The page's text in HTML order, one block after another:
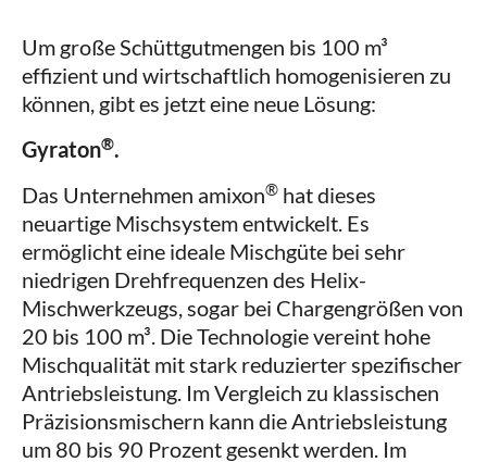
Um große Schüttgutmengen bis 100 m³
effizient und wirtschaftlich homogenisieren zu
können, gibt es jetzt eine neue Lösung:
Gyraton®.
Das Unternehmen amixon® hat dieses
neuartige Mischsystem entwickelt. Es
ermöglicht eine ideale Mischgüte bei sehr
niedrigen Drehfrequenzen des Helix-
Mischwerkzeugs, sogar bei Chargengrößen von
20 bis 100 m³. Die Technologie vereint hohe
Mischqualität mit stark reduzierter spezifischer
Antriebsleistung. Im Vergleich zu klassischen
Präzisionsmischern kann die Antriebsleistung
um 80 bis 90 Prozent gesenkt werden. Im